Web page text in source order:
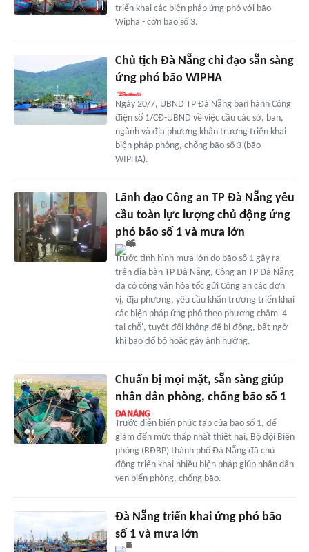
triển khai các biện pháp ứng phó với bão
Wipha - cơn bão số 3.
Chủ tịch Đà Nẵng chỉ đạo sẵn sàng
ứng phó bão WIPHA
Ngày 20/7, UBND TP Đà Nẵng ban hành Công
điện số 1/CĐ-UBND về việc cầu các sở, ban,
ngành và địa phương khẩn trương triển khai
biện pháp phòng, chống bão số 3 (bão
WIPHA).
Lãnh đạo Công an TP Đà Nẵng yêu
cầu toàn lực lượng chủ động ứng
phó bão số 1 và mưa lớn
Trước tình hình mưa lớn do bão số 1 gây ra
trên địa bàn TP Đà Nẵng, Công an TP Đà Nẵng
đã có công văn hỏa tốc gửi Công an các đơn
vị, địa phương, yêu cầu khẩn trương triển khai
các biện pháp ứng phó theo phương châm '4
tại chỗ', tuyệt đối không để bị động, bất ngờ
khi bão đổ bộ hoặc gây ảnh hưởng.
Chuẩn bị mọi mặt, sẵn sàng giúp
nhân dân phòng, chống bão số 1
Trước diễn biến phức tạp của bão số 1, để
giảm đến mức thấp nhất thiệt hại, Bộ đội Biên
phòng (BĐBP) thành phố Đà Nẵng đã chủ
động triển khai nhiều biện pháp giúp nhân dân
ven biển phòng, chống bão.
Đà Nẵng triển khai ứng phó bão
số 1 và mưa lớn